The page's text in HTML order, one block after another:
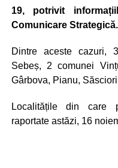
19, potrivit
Comunicare Strategică.
Dintre aceste cazuri,
Sebeș, 2 comunei
Gârbova, Pianu,
Localitățile din care
raportate astăzi, 16